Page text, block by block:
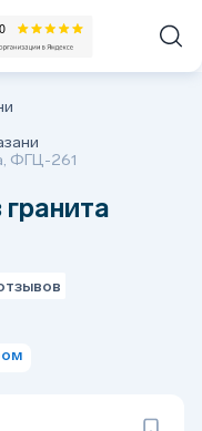
ФГЦ-261